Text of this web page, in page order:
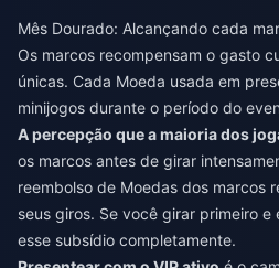
Mês Dourado: Alcançando cada
Os marcos recompensam o gasto
únicas. Cada Moeda usada em
minijogos durante o período do
A percepção que a maioria dos
os marcos antes de girar
reembolso de Moedas dos marcos
seus giros. Se você girar primeiro
esse subsídio completamente.